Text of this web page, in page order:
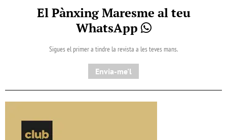
El Pànxing Maresme al teu
WhatsApp
Sigues el primer a tindre la revista a les teves mans.
Envia-me'l